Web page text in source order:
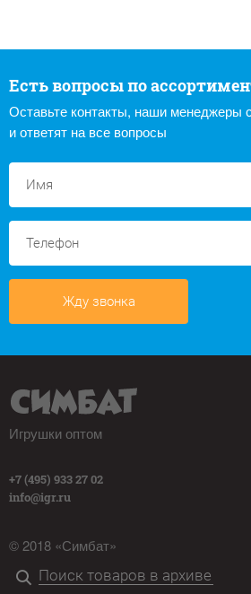
Есть вопросы по
Оставьте контакты, наши менеджеры
и ответят на все вопросы
Жду звонка
Игрушки оптом
+7 (495) 933 27 02
info@igr.ru
© 2018 «Симбат»